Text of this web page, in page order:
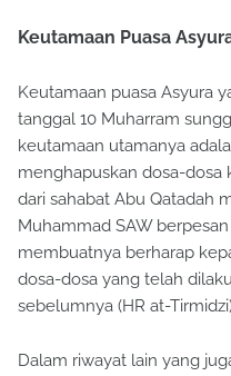
Keutamaan Puasa
Keutamaan puasa Asyura
tanggal 10 Muharram
keutamaan utamanya
menghapuskan dosa-dosa
dari sahabat Abu Qatadah
Muhammad SAW
membuatnya berharap
dosa-dosa yang telah
sebelumnya (HR at-
Dalam riwayat lain yang